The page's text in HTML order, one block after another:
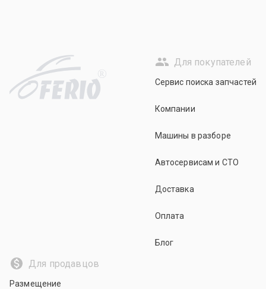
R
Для покупателей
Сервис поиска запчастей
Компании
Машины в разборе
Автосервисам и СТО
Доставка
Оплата
Блог
Для продавцов
Размещение